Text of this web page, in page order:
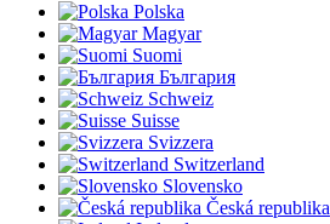
Polska
Magyar
Suomi
България
Schweiz
Suisse
Svizzera
Switzerland
Slovensko
Česká republika